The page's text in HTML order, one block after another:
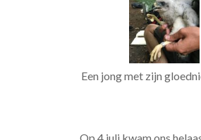
Een jong met zijn